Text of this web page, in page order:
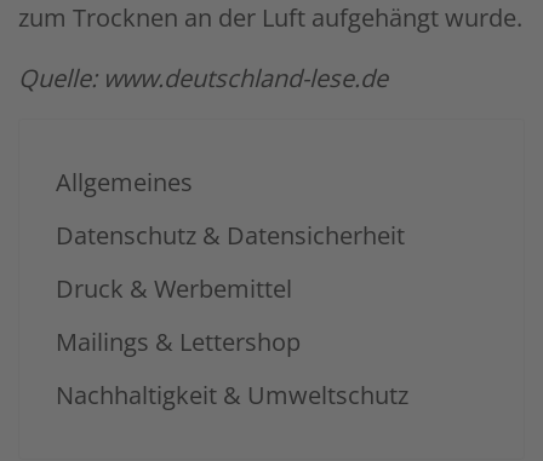
zum Trocknen an der Luft aufgehängt wurde.
Quelle: www.deutschland-lese.de
Allgemeines
Datenschutz & Datensicherheit
Druck & Werbemittel
Mailings & Lettershop
Nachhaltigkeit & Umweltschutz